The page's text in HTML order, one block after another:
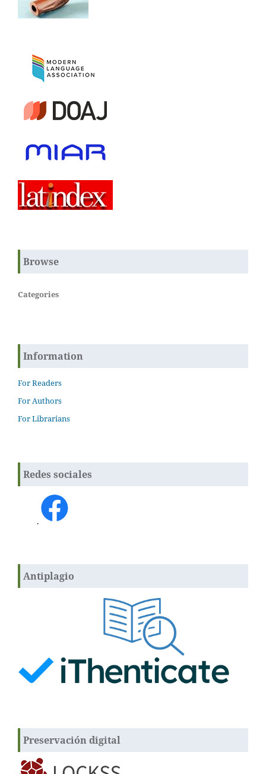
Browse
Categories
Information
For Readers
For Authors
For Librarians
Redes sociales
.
Antiplagio
Preservación digital